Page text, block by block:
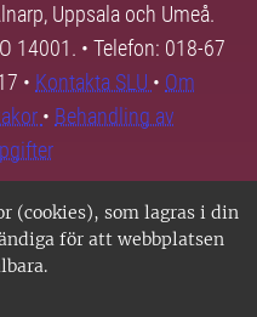
(cookies), som lagras i din
för att webbplatsen
Uppsala och Umeå.
14001. • Telefon: 018-67
• Kontakta SLU • Om
• Behandling av